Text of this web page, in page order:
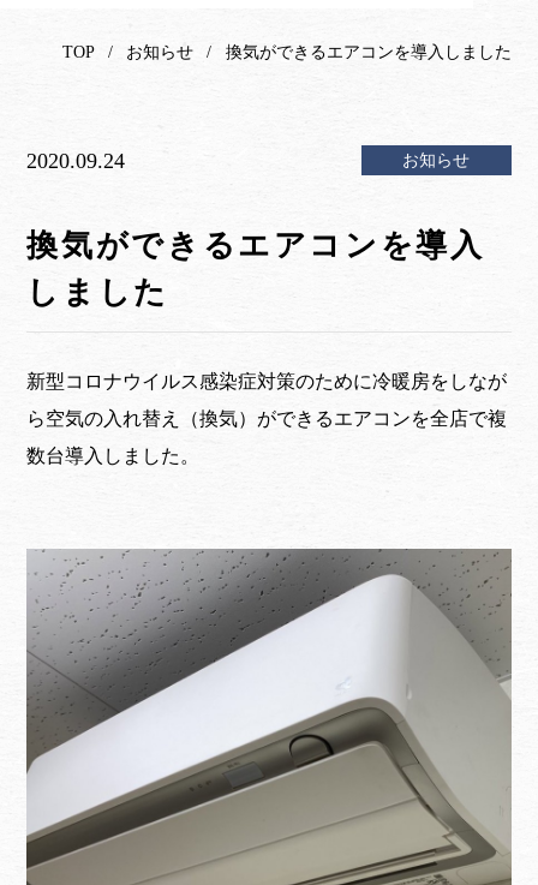
TOP お知らせ 換気ができるエアコンを導入しました
2020.09.24 お知らせ
換気ができるエアコンを導入
しました
新型コロナウイルス感染症対策のために冷暖房をしなが
ら空気の入れ替え（換気）ができるエアコンを全店で複
数台導入しました。